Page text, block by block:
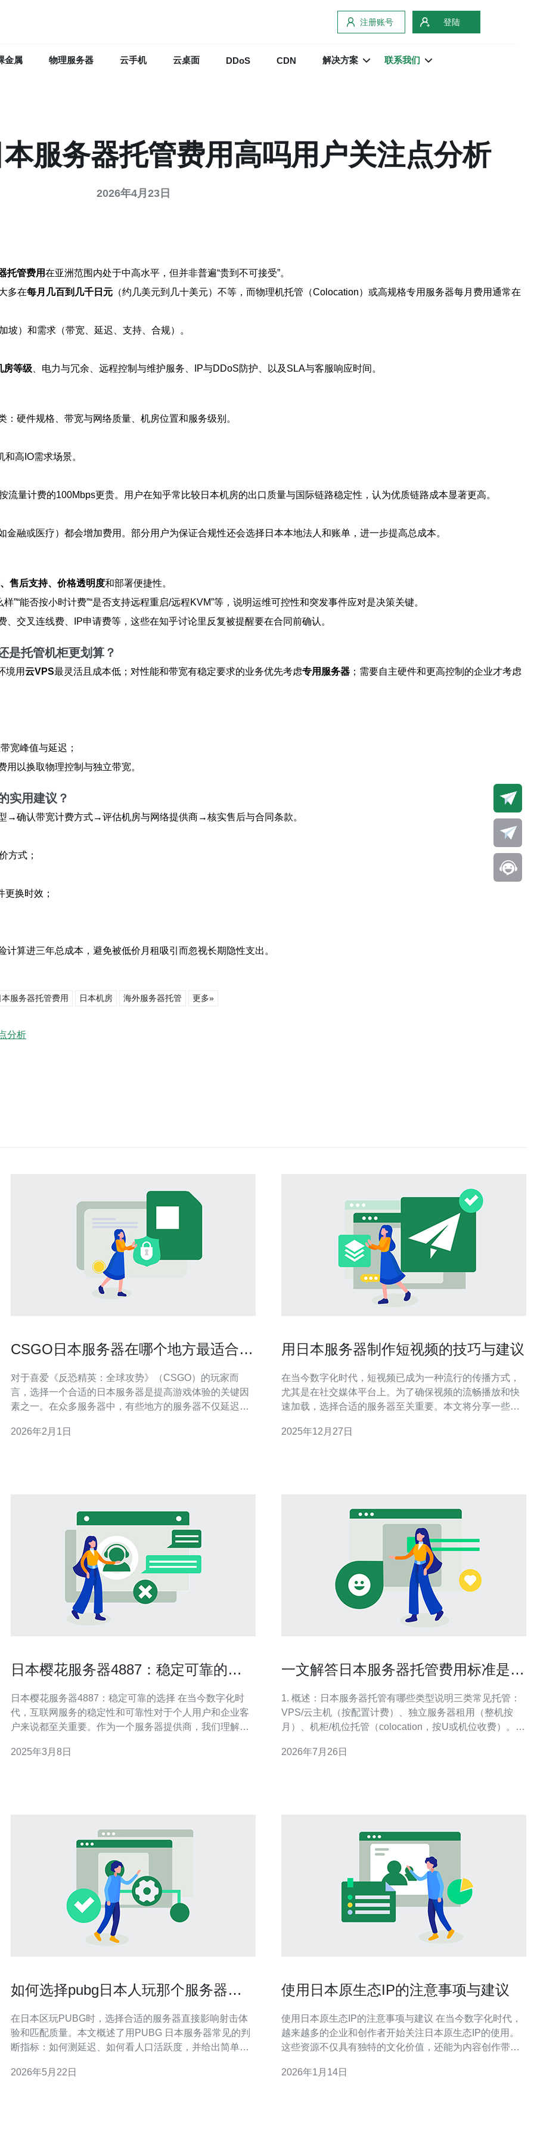
注册账号 登陆
金属 物理服务器 云手机 云桌面 DDoS CDN 解决方案 联系我们
服务器托管费用高吗用户关注点分析
2026年4月23日
托管费用在亚洲范围内处于中高水平，但并非普遍“贵到不可接受”。
多在每月几百到几千日元 （约几美元到几十美元）不等，而物理机托管（Colocation）或高规格专用服务器每月费用通常在
坡）和需求（带宽、延迟、支持、合规）。
房等级 、电力与冗余、远程控制与维护服务、IP与DDoS防护、以及SLA与客服响应时间。
硬件规格、带宽与网络质量、机房位置和服务级别。
高IO需求场景。
流量计费的100Mbps更贵。用户在知乎常比较日本机房的出口质量与国际链路稳定性，认为优质链路成本显著更高。
融或医疗）都会增加费用。部分用户为保证合规性还会选择日本本地法人和账单，进一步提高总成本。
售后支持、价格透明度和部署便捷性。
”“能否按小时计费”“是否支持远程重启/远程KVM”等，说明运维可控性和突发事件应对是决策关键。
交叉连线费、IP申请费等，这些在知乎讨论里反复被提醒要在合同前确认。
是托管机柜更划算？
境用云VPS最灵活且成本低；对性能和带宽有稳定要求的业务优先考虑专用服务器 ；需要自主硬件和更高控制的企业才考虑
宽峰值与延迟；
以换取物理控制与独立带宽。
实用建议？
→确认带宽计费方式→评估机房与网络提供商→核实售后与合同条款。
方式；
换时效；
算进三年总成本，避免被低价月租吸引而忽视长期隐性支出。
本服务器托管费用 日本机房 海外服务器托管 更多»
分析
CSGO日本服务器在哪个地方最适合玩
对于喜爱《反恐精英：全球攻势》（CSGO）的玩家而
言，选择一个合适的日本服务器是提高游戏体验的关键因
素之一。在众多服务器中，有些地方的服务器不仅延迟
CSGO服务器进行详尽的评测和介绍，帮助玩家找到最佳
2026年2月1日
用日本服务器制作短视频的技巧与建议
在当今数字化时代，短视频已成为一种流行的传播方式，
尤其是在社交媒体平台上。为了确保视频的流畅播放和快
速加载，选择合适的服务器至关重要。本文将分享一些关
在短视频制作中事半功倍。 首先，选择合适的日本服务器
2025年12月27日
日本樱花服务器4887：稳定可靠的选
日本樱花服务器4887：稳定可靠的选择 在当今数字化时
代，互联网服务的稳定性和可靠性对于个人用户和企业客
户来说都至关重要。作为一个服务器提供商，我们理解客
将介绍日本樱花服务器4887，这是一个备受推崇的服务器
2025年3月8日
一文解答日本服务器托管费用标准是多
1. 概述：日本服务器托管有哪些类型说明三类常见托管：
VPS/云主机（按配置计费）、独立服务器租用（整机按
月）、机柜/机位托管（colocation，按U或机位收费）。每
成总览小分段：1) 基础租金（月付或年付）；2) 带宽费用
2026年7月26日
如何选择pubg日本人玩那个服务器基
在日本区玩PUBG时，选择合适的服务器直接影响射击体
验和匹配质量。本文概述了用PUBG 日本服务器常见的判
断指标：如何测延迟、如何看人口活跃度，并给出简单可
做出平衡。 多少种方式可以测量延迟并做比较? 测延迟常
2026年5月22日
使用日本原生态IP的注意事项与建议
使用日本原生态IP的注意事项与建议 在当今数字化时代，
越来越多的企业和创作者开始关注日本原生态IP的使用。
这些资源不仅具有独特的文化价值，还能为内容创作带来
以下是我们为您整理的三个精华建议： 确保合法合规使用
2026年1月14日